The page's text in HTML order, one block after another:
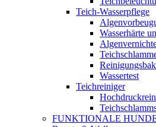
Teich-Wasserpflege
Wasserhärte
Wassertest
Teichreiniger
FUNKTIONALE